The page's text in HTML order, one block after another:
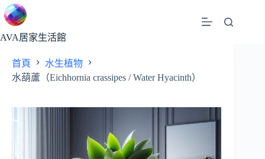
跳
至
主
AVA居家生活館
首頁
水生植物
水葫蘆（Eichhornia crassipes / Water Hyacinth）